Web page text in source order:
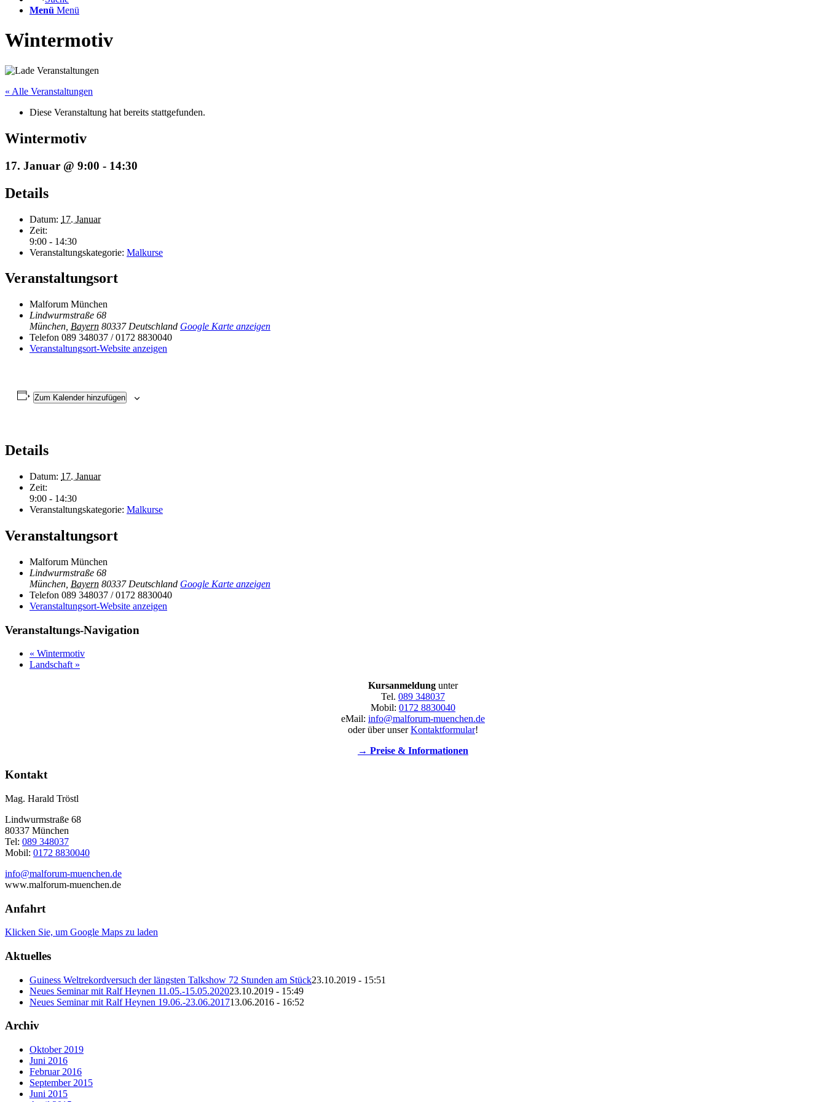
Menü Menü
Wintermotiv
« Alle Veranstaltungen
Diese Veranstaltung hat bereits stattgefunden.
Wintermotiv
17. Januar @ 9:00 - 14:30
Details
Datum: 17. Januar
Zeit:
9:00 - 14:30
Veranstaltungskategorie: Malkurse
Veranstaltungsort
Malforum München
Lindwurmstraße 68
München Bayern 80337 Deutschland Google Karte anzeigen
Telefon 089 348037 / 0172 8830040
Veranstaltungsort-Website anzeigen
Zum Kalender hinzufügen
Details
Datum: 17. Januar
Zeit:
9:00 - 14:30
Veranstaltungskategorie: Malkurse
Veranstaltungsort
Malforum München
Lindwurmstraße 68
München Bayern 80337 Deutschland Google Karte anzeigen
Telefon 089 348037 / 0172 8830040
Veranstaltungsort-Website anzeigen
Veranstaltungs-Navigation
« Wintermotiv
Landschaft »
Kursanmeldung unter
Tel. 089 348037
Mobil: 0172 8830040
eMail: info@malforum-muenchen.de
oder über unserKontaktformular!
→ Preise & Informationen
Kontakt
Mag. Harald Tröstl
Lindwurmstraße 68
80337 München
Tel: 089 348037
Mobil: 0172 8830040
info@malforum-muenchen.de
www.malforum-muenchen.de
Anfahrt
Klicken Sie, um Google Maps zu laden
Aktuelles
Guiness Weltrekordversuch der längsten Talkshow 72 Stunden am Stück23.10.2019 - 15:51
Neues Seminar mit Ralf Heynen 11.05.-15.05.202023.10.2019 - 15:49
Neues Seminar mit Ralf Heynen 19.06.-23.06.201713.06.2016 - 16:52
Archiv
Oktober 2019
Juni 2016
Februar 2016
September 2015
Juni 2015